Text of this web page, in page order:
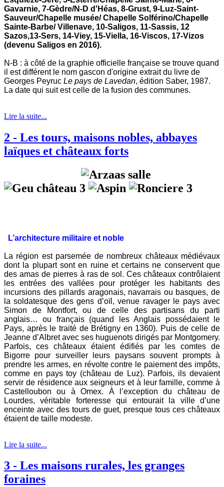
Gavarnie, 7-Gèdre/N-D d'Héas, 8-Grust, 9-Luz-Saint-
Sauveur/Chapelle musée/ Chapelle Solférino/Chapelle
Sainte-Barbe/ Villenave, 10-Saligos, 11-Sassis, 12
Sazos,13-Sers, 14-Viey, 15-Viella, 16-Viscos, 17-Vizos
(devenu Saligos en 2016).
N-B : à côté de la graphie officielle française se trouve quand
il est différent le nom gascon d'origine extrait du livre de
Georges Peyruc Le pays de Lavedan, édition Saber, 1987.
La date qui suit est celle de la fusion des communes.
Lire la suite...
2 - Les tours, maisons nobles, abbayes
laïques et châteaux forts
L’architecture militaire et noble
La région est parsemée de nombreux châteaux médiévaux
dont la plupart sont en ruine et certains ne conservent que
des amas de pierres à ras de sol. Ces châteaux contrôlaient
les entrées des vallées pour protéger les habitants des
incursions des pillards aragonais, navarrais ou basques, de
la soldatesque des gens d’oïl, venue ravager le pays avec
Simon de Montfort, ou de celle des partisans du parti
anglais… ou français (quand les Anglais possédaient le
Pays, après le traité de Brétigny en 1360). Puis de celle de
Jeanne d’Albret avec ses huguenots dirigés par Montgomery.
Parfois, ces châteaux étaient édifiés par les comtes de
Bigorre pour surveiller leurs paysans souvent prompts à
prendre les armes, en révolte contre le paiement des impôts,
comme en pays toy (château de Luz). Parfois, ils devaient
servir de résidence aux seigneurs et à leur famille, comme à
Castelloubon ou à Omex. À l’exception du château de
Lourdes, véritable forteresse qui entourait la ville d’une
enceinte avec des tours de guet, presque tous ces châteaux
étaient de taille modeste.
Lire la suite...
3 - Les maisons rurales, les granges
foraines